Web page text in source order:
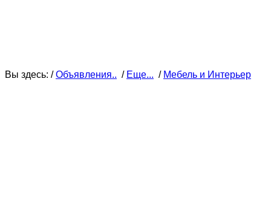
Вы здесь: /Объявления.. / Еще... / Мебель и Интерьер